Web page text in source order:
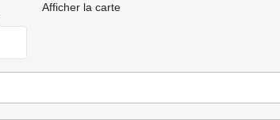
Afficher la carte